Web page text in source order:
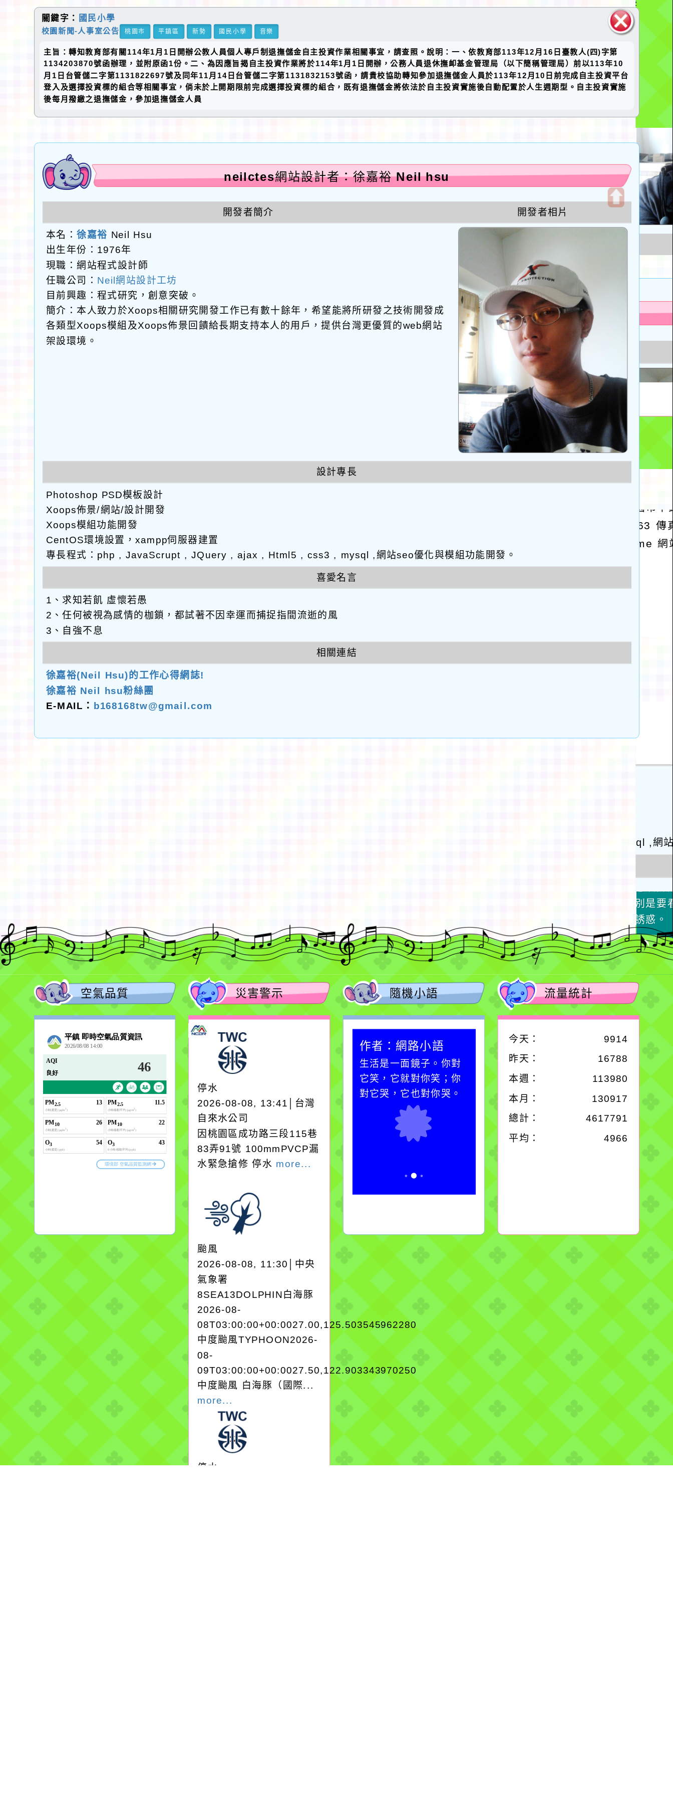
塊
關鍵字： 國民小學
校園新聞-人事室公告 桃園市 平鎮區 新勢 國民小學 音樂
主旨：轉知教育部有關114年1月1日開辦公教人員個人專戶制退撫儲金自主投資作業相關事宜，請查照。說明：一、依教育部113年12月16日臺教人(四)字第
1134203870號函辦理，並附原函1份。二、為因應旨揭自主投資作業將於114年1月1日開辦，公務人員退休撫卹基金管理局（以下簡稱管理局）前以113年10
月1日台管儲二字第1131822697號及同年11月14日台管儲二字第1131832153號函，請貴校協助轉知參加退撫儲金人員於113年12月10日前完成自主投資平台
登入及選擇投資標的組合等相關事宜，倘未於上開期限前完成選擇投資標的組合，既有退撫儲金將依法於自主投資實施後自動配置於人生週期型。自主投資實施
後每月撥繳之退撫儲金，參加退撫儲金人員
啟
neilctes網站設計者：徐嘉裕 Neil hsu
開發者簡介 開發者相片
本名：徐嘉裕 Neil Hsu
出生年份：1976年
現職：網站程式設計師
任職公司： Neil網站設計工坊
目前興趣：程式研究，創意突破。
簡介：本人致力於Xoops相關研究開發工作已有數十餘年，希望能將所研發之技術開發成
各類型Xoops模組及Xoops佈景回饋給長期支持本人的用戶，提供台灣更優質的web網站
架設環境。
設計專長
Photoshop PSD模板設計
Xoops佈景/網站/設計開發
Xoops模組功能開發
CentOS環境設置，xampp伺服器建置
專長程式：php , JavaScrupt , JQuery , ajax , Html5 , css3 , mysql ,網站seo優化與模組功能開發。
喜愛名言
1、求知若飢 虛懷若愚
2、任何被視為感情的枷鎖，都試著不因幸運而捕捉指間流逝的風
3、自強不息
相關連結
徐嘉裕(Neil Hsu)的工作心得網誌!
徐嘉裕 Neil hsu粉絲團
E-MAIL： b168168tw@gmail.com
空氣品質 災害警示
停水
2026-08-08, 13:41│台灣
自來水公司
因桃園區成功路三段115巷
83弄91號 100mmPVCP漏
水緊急搶修 停水 more...
颱風
2026-08-08, 11:30│中央
氣象署
8SEA13DOLPHIN白海豚
2026-08-
08T03:00:00+00:0027.00,125.503545962280
中度颱風TYPHOON2026-
08-
09T03:00:00+00:0027.50,122.903343970250
中度颱風 白海豚（國際...
more...
停水
隨機小語
作者：網路小語
在實現理想的路途中，
誘惑。
作者：網路小語
生活是一面鏡子。你對
它笑，它就對你笑；你
對它哭，它也對你哭。
作者：網路小語
一杯清水因滴入一滴污
水而變污濁，一杯污水
卻不會因一滴清水的存
流量統計
今天： 9914
昨天： 16788
本週：
113980
本月：
130917
總計： 4617791
平均： 4966